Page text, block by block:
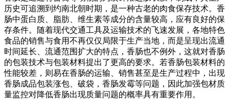
历史可追溯到约南北朝时期，是一种古老的肉食保存技术。香
肠中蛋白质、脂肪、维生素等成分的含量较高，应有良好的保
存条件。随着现代交通工具及运输技术的飞速发展，各地特色
食品的销售与食用不再仅仅局限于生产当地，而是呈现出流通
时间延长、流通范围扩大的特点，香肠也不例外，这就对香肠
的包装技术与包装材料提出了更高的要求。若香肠包装材料的
性能较差，则易在香肠的运输、销售甚至是生产过程中，出现
香肠成品包装涨包、破袋，香肠发霉等问题，因此加强包材质
量监控对降低香肠出现质量问题的概率具有重要作用。